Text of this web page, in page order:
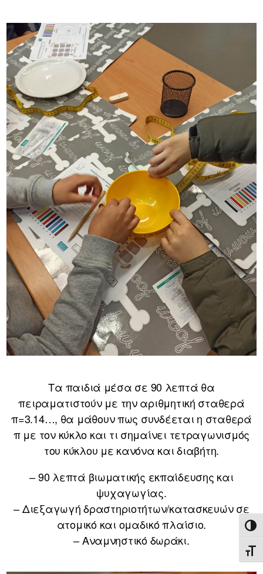
Τα παιδιά μέσα σε 90 λεπτά θα
πειραματιστούν με την αριθμητική σταθερά
π=3.14…, θα μάθουν πως συνδέεται η σταθερά
π με τον κύκλο και τι σημαίνει τετραγωνισμός
του κύκλου με κανόνα και διαβήτη.
– 90 λεπτά βιωματικής εκπαίδευσης και
ψυχαγωγίας.
– Διεξαγωγή δραστηριοτήτων/κατασκευών σε
ατομικό και ομαδικό πλαίσιο.
– Αναμνηστικό δωράκι.